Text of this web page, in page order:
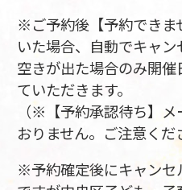
※ご予約後【予約できま
いた場合、自動でキャン
空きが出た場合のみ開
ていただきます。
（※【予約承認待ち】
おりません。ご注意くだ
※予約確定後にキャンセ